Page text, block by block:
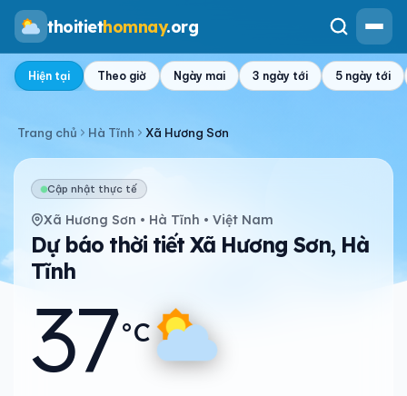
thoitiethomnay.org
Hiện tại Theo giờ Ngày mai 3 ngày tới 5 ngày tới
Trang chủ Hà Tĩnh Xã Hương Sơn
Cập nhật thực tế
Xã Hương Sơn • Hà Tĩnh • Việt Nam
Dự báo thời tiết Xã Hương Sơn, Hà
Tĩnh
37°C